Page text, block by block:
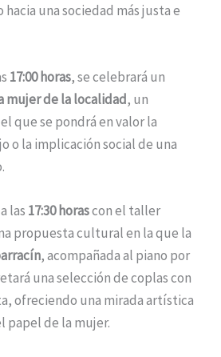
una sociedad más justa e
17:00 horas, se celebrará un
mujer de la localidad, un
que se pondrá en valor la
o la implicación social de una
las 17:30 horascon el taller
propuesta cultural en la que la
, acompañada al piano por
una selección de coplas con
ofreciendo una mirada artística
papel de la mujer.